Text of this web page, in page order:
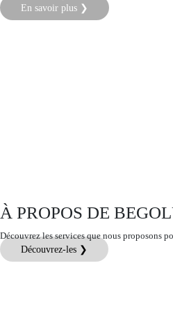
En savoir plus ❯
À PROPOS DE
Découvrez les services que nous proposons
Découvrez-les ❯